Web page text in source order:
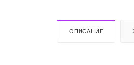
ОПИСАНИЕ